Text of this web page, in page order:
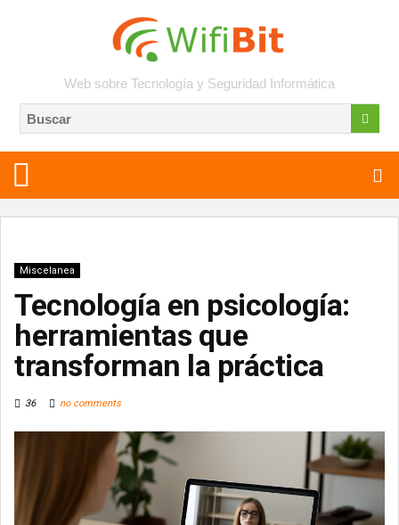
Web sobre Tecnología y Seguridad Informática
Miscelanea
Tecnología en psicología:
herramientas que
transforman la práctica
36 no comments